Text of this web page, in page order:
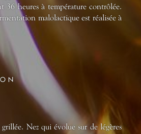
36 heures à température contrôlée.
malolactique est réalisée à
Nez qui évolue sur de légères